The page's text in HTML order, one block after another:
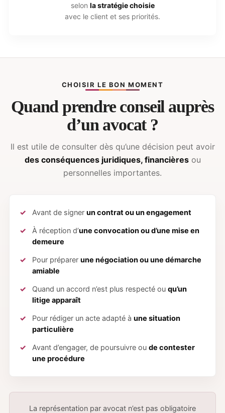
selon la stratégie choisie
avec le client et ses priorités.
CHOISIR LE BON MOMENT
Quand prendre conseil auprès
d’un avocat ?
Il est utile de consulter dès qu’une décision peut avoir
des conséquences juridiques, financièresou
personnelles importantes.
Avant de signer un contrat ou un engagement
À réception d’une convocation ou d’une mise en
demeure
Pour préparer une négociation ou une démarche
amiable
Quand un accord n’est plus respecté ou qu’un
litige apparaît
Pour rédiger un acte adapté à une situation
particulière
Avant d’engager, de poursuivre ou de contester
une procédure
La représentation par avocat n’est pas obligatoire